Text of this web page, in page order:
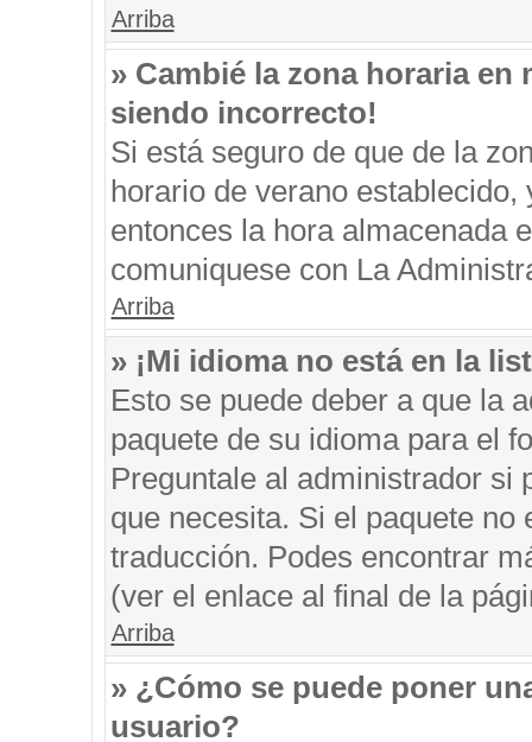
Arriba
» Cambié la zona horaria
siendo incorrecto!
Si está seguro de que de la
horario de verano
entonces la hora almacenada
comuniquese con La
Arriba
» ¡Mi idioma no está en la
Esto se puede deber a que la
paquete de su idioma para el
Preguntale al administrador si
que necesita. Si el paquete
traducción. Podes encontrar
(ver el enlace al final de la
Arriba
» ¿Cómo se puede poner
usuario?